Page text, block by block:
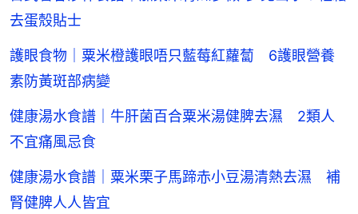
去蛋殼貼士
護眼食物｜粟米橙護眼唔只藍莓紅蘿蔔 6護眼營養
素防黃斑部病變
健康湯水食譜｜牛肝菌百合粟米湯健脾去濕 2類人
不宜痛風忌食
健康湯水食譜｜粟米栗子馬蹄赤小豆湯清熱去濕 補
腎健脾人人皆宜